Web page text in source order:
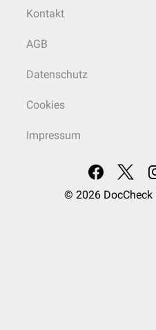
Kontakt
AGB
Datenschutz
Cookies
Impressum
© 2026